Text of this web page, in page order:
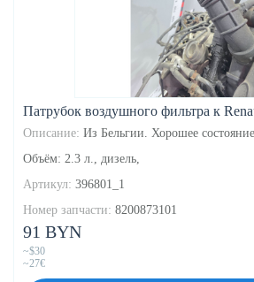
Патрубок воздушного фильтра к
Описание: Из Бельгии. Хорошее
Объём: 2.3 л., дизель,
Артикул: 396801_1
Номер запчасти: 8200873101
91 BYN
~$30
~27€